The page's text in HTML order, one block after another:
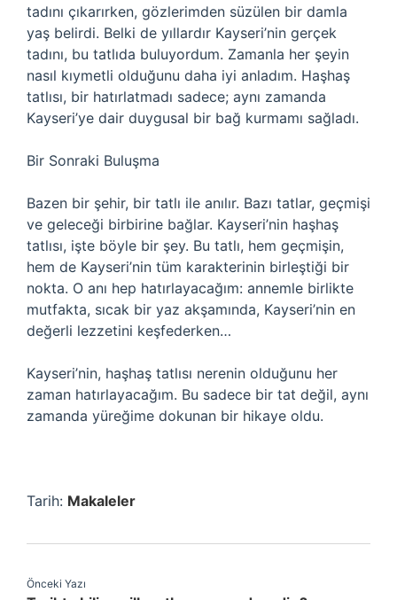
tadını çıkarırken, gözlerimden süzülen bir damla
yaş belirdi. Belki de yıllardır Kayseri’nin gerçek
tadını, bu tatlıda buluyordum. Zamanla her şeyin
nasıl kıymetli olduğunu daha iyi anladım. Haşhaş
tatlısı, bir hatırlatmadı sadece; aynı zamanda
Kayseri’ye dair duygusal bir bağ kurmamı sağladı.
Bir Sonraki Buluşma
Bazen bir şehir, bir tatlı ile anılır. Bazı tatlar, geçmişi
ve geleceği birbirine bağlar. Kayseri’nin haşhaş
tatlısı, işte böyle bir şey. Bu tatlı, hem geçmişin,
hem de Kayseri’nin tüm karakterinin birleştiği bir
nokta. O anı hep hatırlayacağım: annemle birlikte
mutfakta, sıcak bir yaz akşamında, Kayseri’nin en
değerli lezzetini keşfederken…
Kayseri’nin, haşhaş tatlısı nerenin olduğunu her
zaman hatırlayacağım. Bu sadece bir tat değil, aynı
zamanda yüreğime dokunan bir hikaye oldu.
Tarih: Makaleler
Önceki Yazı